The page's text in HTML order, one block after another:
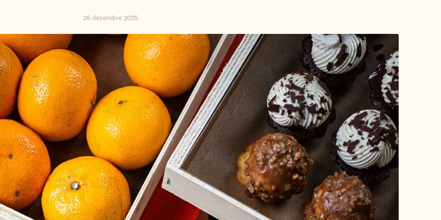
26 décembre 2025